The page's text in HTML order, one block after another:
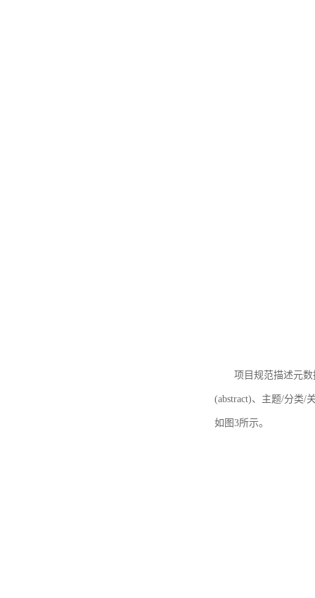
项目规范描述元
(abstract)、主题/分类/
如图3所示。